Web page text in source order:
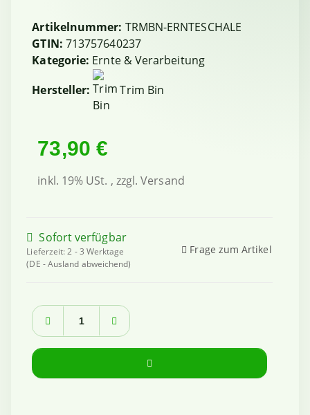
Artikelnummer: TRMBN-ERNTESCHALE
GTIN: 713757640237
Kategorie: Ernte & Verarbeitung
Hersteller:
Trim Bin
73,90 €
inkl. 19% USt. , zzgl.Versand
Sofort verfügbar
Lieferzeit:2 - 3 Werktage
(DE - Ausland abweichend)
Frage zum Artikel